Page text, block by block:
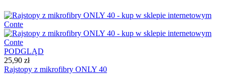
PODGLĄD
25,90 zł
Rajstopy z mikrofibry ONLY 40